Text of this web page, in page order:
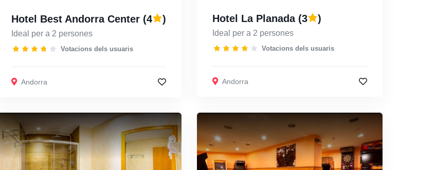
Hotel Best Andorra Center(4 )
Ideal per a 2 persones
Votacions dels usuaris
Andorra
Hotel La Planada(3 )
Ideal per a 2 persones
Votacions dels usuaris
Andorra